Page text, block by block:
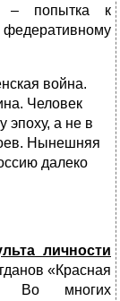
– попытка к
война.
Человек
эпоху, а не в
Нынешняя
далеко
личности
«Красная
Во многих